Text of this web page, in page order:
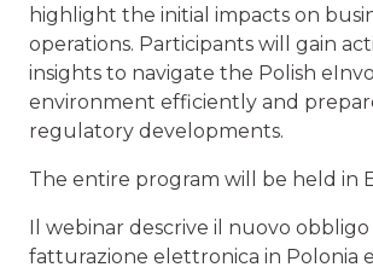
highlight the initial impacts on
operations. Participants will gain
insights to navigate the Polish
environment efficiently and
regulatory developments.
The entire program will be held in
Il webinar descrive il nuovo obbligo
fatturazione elettronica in Polonia